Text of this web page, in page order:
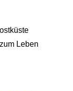
Leben